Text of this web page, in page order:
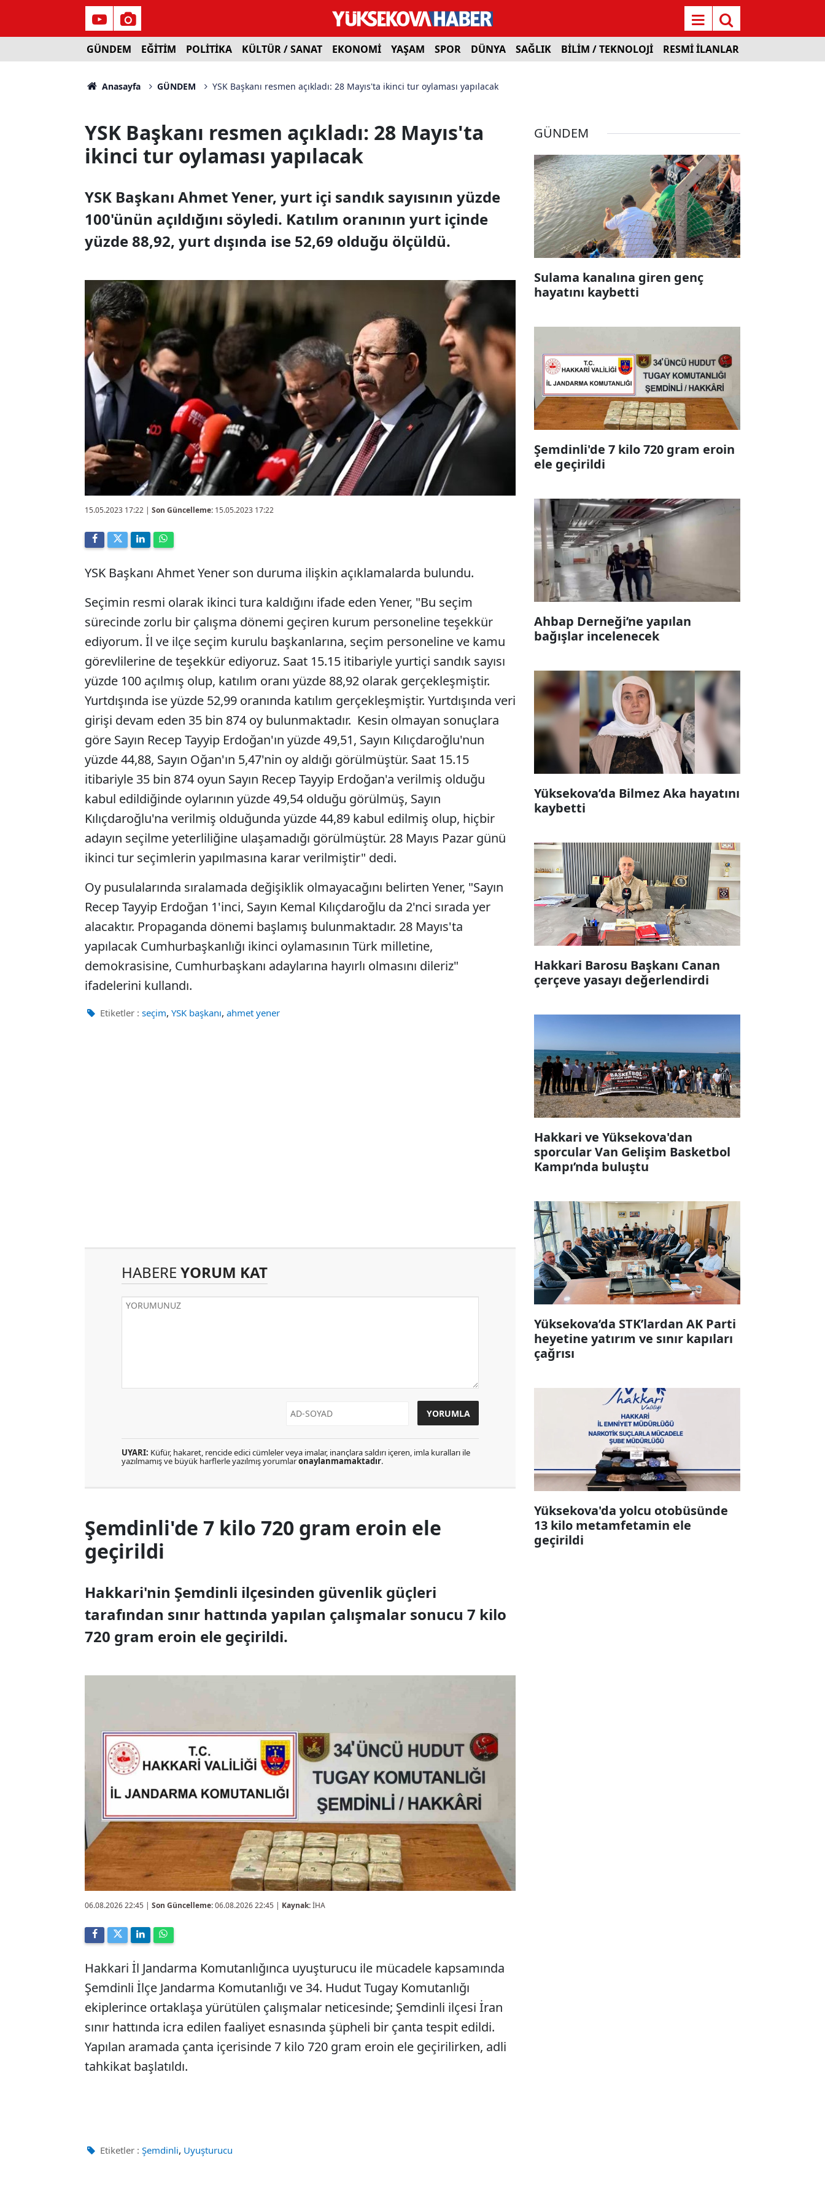
GÜNDEM EĞİTİM POLİTİKA KÜLTÜR / SANAT EKONOMİ YAŞAM SPOR DÜNYA SAĞLIK BİLİM / TEKNOLOJİ RESMİ İLANLAR
Anasayfa GÜNDEM YSK Başkanı resmen açıkladı: 28 Mayıs'ta ikinci tur oylaması yapılacak
YSK Başkanı resmen açıkladı: 28 Mayıs'ta
ikinci tur oylaması yapılacak
YSK Başkanı Ahmet Yener, yurt içi sandık sayısının yüzde
100'ünün açıldığını söyledi. Katılım oranının yurt içinde
yüzde 88,92, yurt dışında ise 52,69 olduğu ölçüldü.
15.05.2023 17:22 | Son Güncelleme: 15.05.2023 17:22
YSK Başkanı Ahmet Yener son duruma ilişkin açıklamalarda bulundu.
Seçimin resmi olarak ikinci tura kaldığını ifade eden Yener, "Bu seçim
sürecinde zorlu bir çalışma dönemi geçiren kurum personeline teşekkür
ediyorum. İl ve ilçe seçim kurulu başkanlarına, seçim personeline ve kamu
görevlilerine de teşekkür ediyoruz. Saat 15.15 itibariyle yurtiçi sandık sayısı
yüzde 100 açılmış olup, katılım oranı yüzde 88,92 olarak gerçekleşmiştir.
Yurtdışında ise yüzde 52,99 oranında katılım gerçekleşmiştir. Yurtdışında veri
girişi devam eden 35 bin 874 oy bulunmaktadır. Kesin olmayan sonuçlara
göre Sayın Recep Tayyip Erdoğan'ın yüzde 49,51, Sayın Kılıçdaroğlu'nun
yüzde 44,88, Sayın Oğan'ın 5,47'nin oy aldığı görülmüştür. Saat 15.15
itibariyle 35 bin 874 oyun Sayın Recep Tayyip Erdoğan'a verilmiş olduğu
kabul edildiğinde oylarının yüzde 49,54 olduğu görülmüş, Sayın
Kılıçdaroğlu'na verilmiş olduğunda yüzde 44,89 kabul edilmiş olup, hiçbir
adayın seçilme yeterliliğine ulaşamadığı görülmüştür. 28 Mayıs Pazar günü
ikinci tur seçimlerin yapılmasına karar verilmiştir" dedi.
Oy pusulalarında sıralamada değişiklik olmayacağını belirten Yener, "Sayın
Recep Tayyip Erdoğan 1'inci, Sayın Kemal Kılıçdaroğlu da 2'nci sırada yer
alacaktır. Propaganda dönemi başlamış bulunmaktadır. 28 Mayıs'ta
yapılacak Cumhurbaşkanlığı ikinci oylamasının Türk milletine,
demokrasisine, Cumhurbaşkanı adaylarına hayırlı olmasını dileriz"
ifadelerini kullandı.
Etiketler : seçim, YSK başkanı, ahmet yener
HABERE YORUM KAT
UYARI: Küfür, hakaret, rencide edici cümleler veya imalar, inançlara saldırı içeren, imla kuralları ile
yazılmamış ve büyük harflerle yazılmış yorumlaronaylanmamaktadır.
Şemdinli'de 7 kilo 720 gram eroin ele
geçirildi
Hakkari'nin Şemdinli ilçesinden güvenlik güçleri
tarafından sınır hattında yapılan çalışmalar sonucu 7 kilo
720 gram eroin ele geçirildi.
06.08.2026 22:45 | Son Güncelleme:06.08.2026 22:45 | Kaynak:İHA
Hakkari İl Jandarma Komutanlığınca uyuşturucu ile mücadele kapsamında
Şemdinli İlçe Jandarma Komutanlığı ve 34. Hudut Tugay Komutanlığı
ekiplerince ortaklaşa yürütülen çalışmalar neticesinde; Şemdinli ilçesi İran
sınır hattında icra edilen faaliyet esnasında şüpheli bir çanta tespit edildi.
Yapılan aramada çanta içerisinde 7 kilo 720 gram eroin ele geçirilirken, adli
tahkikat başlatıldı.
Etiketler : Şemdinli, Uyuşturucu
GÜNDEM
Sulama kanalına giren genç
hayatını kaybetti
Şemdinli'de 7 kilo 720 gram eroin
ele geçirildi
Ahbap Derneği’ne yapılan
bağışlar incelenecek
Yüksekova’da Bilmez Aka hayatını
kaybetti
Hakkari Barosu Başkanı Canan
çerçeve yasayı değerlendirdi
Hakkari ve Yüksekova'dan
sporcular Van Gelişim Basketbol
Kampı’nda buluştu
Yüksekova’da STK’lardan AK Parti
heyetine yatırım ve sınır kapıları
çağrısı
Yüksekova'da yolcu otobüsünde
13 kilo metamfetamin ele
geçirildi